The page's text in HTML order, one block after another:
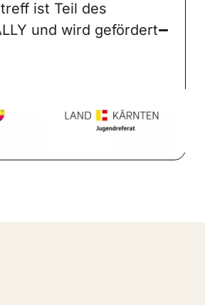
ist Teil des
und wird gefördert